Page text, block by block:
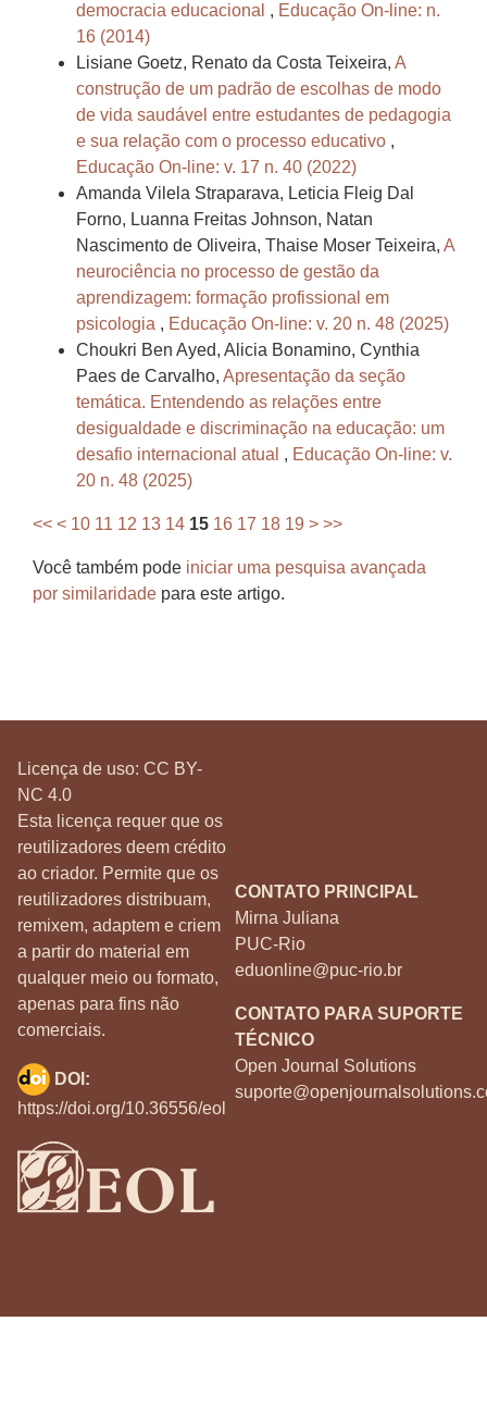
democracia educacional , Educação On-line: n.
16 (2014)
Lisiane Goetz, Renato da Costa Teixeira, A
construção de um padrão de escolhas de modo
de vida saudável entre estudantes de pedagogia
e sua relação com o processo educativo ,
Educação On-line: v. 17 n. 40 (2022)
Amanda Vilela Straparava, Leticia Fleig Dal
Forno, Luanna Freitas Johnson, Natan
Nascimento de Oliveira, Thaise Moser Teixeira, A
neurociência no processo de gestão da
aprendizagem: formação profissional em
psicologia , Educação On-line: v. 20 n. 48 (2025)
Choukri Ben Ayed, Alicia Bonamino, Cynthia
Paes de Carvalho, Apresentação da seção
temática. Entendendo as relações entre
desigualdade e discriminação na educação: um
desafio internacional atual , Educação On-line: v.
20 n. 48 (2025)
<< < 10 11 12 13 14 15 16 17 18 19 > >>
Você também pode iniciar uma pesquisa avançada
por similaridade para este artigo.
Licença de uso: CC BY-
NC 4.0
Esta licença requer que os
reutilizadores deem crédito
ao criador. Permite que os
reutilizadores distribuam,
remixem, adaptem e criem
a partir do material em
qualquer meio ou formato,
apenas para fins não
comerciais.
CONTATO PRINCIPAL
Mirna Juliana
PUC-Rio
eduonline@puc-rio.br
CONTATO PARA SUPORTE
TÉCNICO
Open Journal Solutions
DOI:
https://doi.org/10.36556/eol